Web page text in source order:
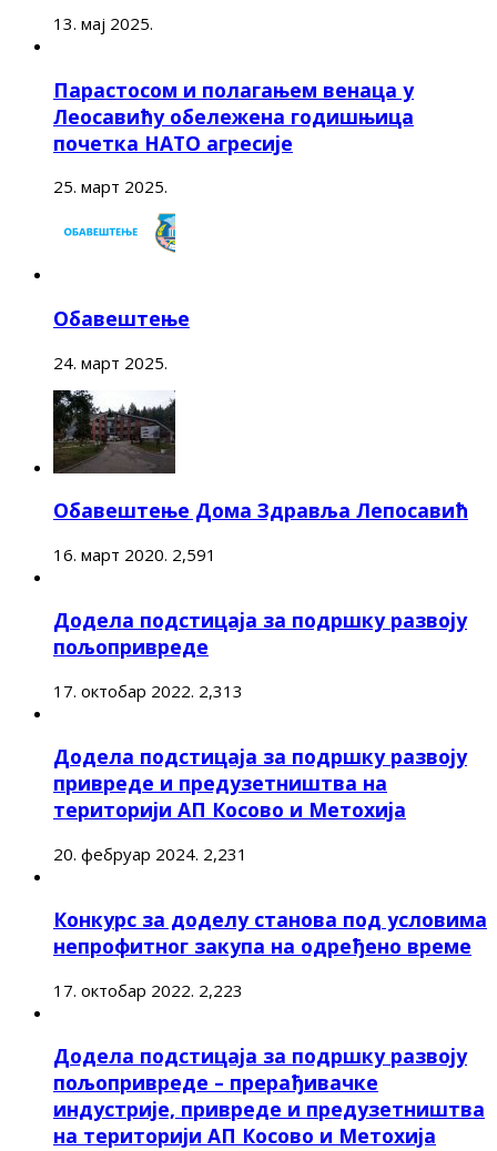
13. мај 2025.
Парастосом и полагањем венаца у
Леосавићу обележена годишњица
почетка НАТО агресије
25. март 2025.
Обавештење
24. март 2025.
Обавештење Дома Здравља Лепосавић
16. март 2020. 2,591
Додела подстицаја за подршку развоју
пољопривреде
17. октобар 2022. 2,313
Додела подстицаја за подршку развоју
привреде и предузетништва на
територији АП Косово и Метохија
20. фебруар 2024. 2,231
Конкурс за доделу станова под условима
непрофитног закупа на одређено време
17. октобар 2022. 2,223
Додела подстицаја за подршку развоју
пољопривреде – прерађивачке
индустрије, привреде и предузетништва
на територији АП Косово и Метохија